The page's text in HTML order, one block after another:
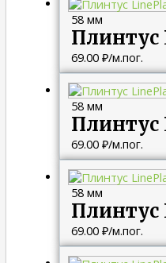
58 мм
Плинтус
69.00 ₽/м.пог.
58 мм
Плинтус
69.00 ₽/м.пог.
58 мм
Плинтус
69.00 ₽/м.пог.